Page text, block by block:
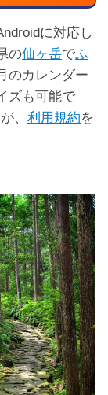
に対応し
の仙ヶ岳でふ
のカレンダー
ズも可能で
、 利用規約を